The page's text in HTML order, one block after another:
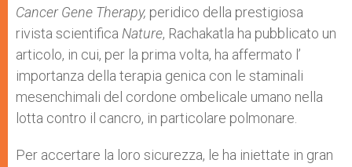
Cancer Gene Therapy, peridico della prestigiosa
rivista scientifica Nature, Rachakatla ha pubblicato un
articolo, in cui, per la prima volta, ha affermato l’
importanza della terapia genica con le staminali
mesenchimali del cordone ombelicale umano nella
lotta contro il cancro, in particolare polmonare.
Per accertare la loro sicurezza, le ha iniettate in gran